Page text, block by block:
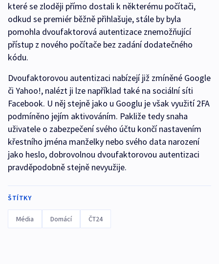
které se zloději přímo dostali k některému počítači,
odkud se premiér běžně přihlašuje, stále by byla
pomohla dvoufaktorová autentizace znemožňující
přístup z nového počítače bez zadání dodatečného
kódu.
Dvoufaktorovou autentizaci nabízejí již zmíněné Google
či Yahoo!, nalézt ji lze například také na sociální síti
Facebook. U něj stejně jako u Googlu je však využití 2FA
podmíněno jejím aktivováním. Pakliže tedy snaha
uživatele o zabezpečení svého účtu končí nastavením
křestního jména manželky nebo svého data narození
jako heslo, dobrovolnou dvoufaktorovou autentizaci
pravděpodobně stejně nevyužije.
ŠTÍTKY
Média Domácí ČT24